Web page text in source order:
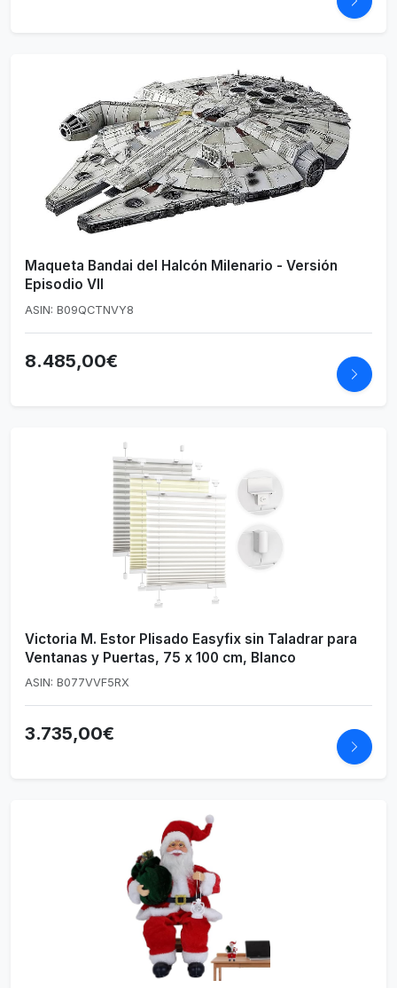
Maqueta Bandai del Halcón Milenario - Versión
Episodio VII
ASIN: B09QCTNVY8
8.485,00€
Victoria M. Estor Plisado Easyfix sin Taladrar para
Ventanas y Puertas, 75 x 100 cm, Blanco
ASIN: B077VVF5RX
3.735,00€